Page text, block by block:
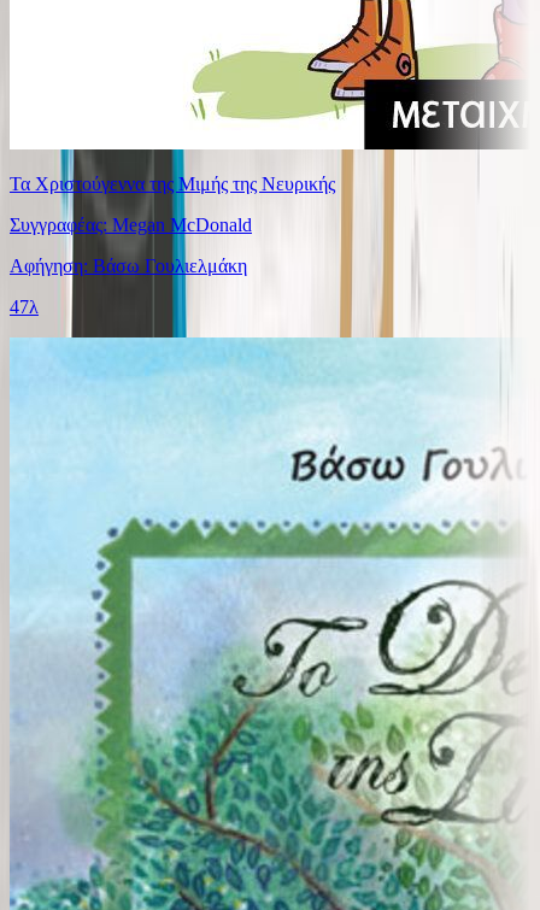
Τα Χριστούγεννα της Μιμής της Νευρικής
Συγγραφέας: Megan McDonald
Αφήγηση: Βάσω Γουλιελμάκη
47λ